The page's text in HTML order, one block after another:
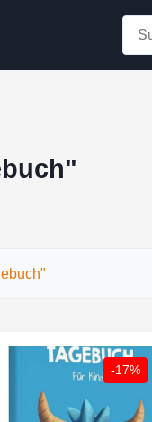
-17%